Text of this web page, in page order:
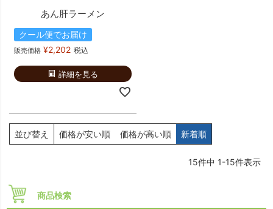
あん肝ラーメン
クール便でお届け
販売価格 ¥2,202 税込
詳細を見る
並び替え 価格が安い順 価格が高い順 新着順
15件中 1-15件表示
商品検索